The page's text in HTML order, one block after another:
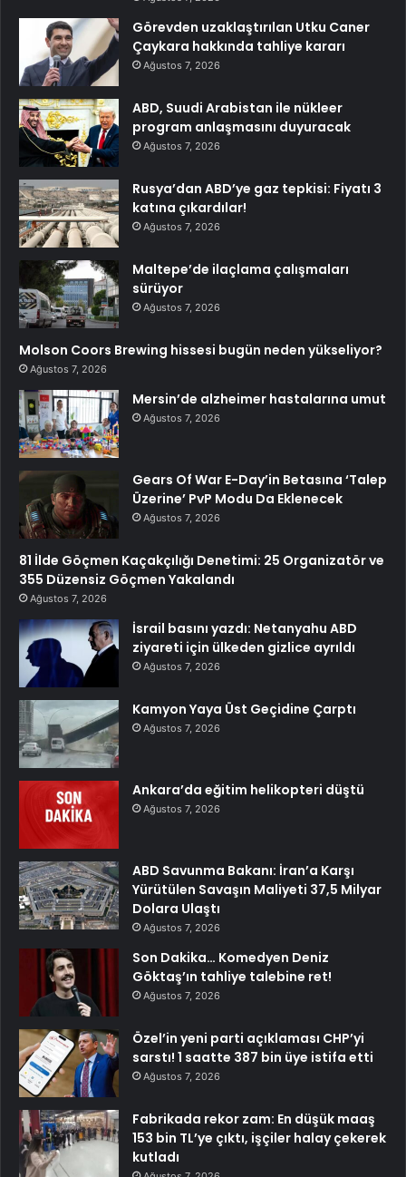
Görevden uzaklaştırılan Utku Caner
Çaykara hakkında tahliye kararı
Ağustos 7, 2026
ABD, Suudi Arabistan ile nükleer
program anlaşmasını duyuracak
Ağustos 7, 2026
Rusya’dan ABD’ye gaz tepkisi: Fiyatı 3
katına çıkardılar!
Ağustos 7, 2026
Maltepe’de ilaçlama çalışmaları
sürüyor
Ağustos 7, 2026
Molson Coors Brewing hissesi bugün neden yükseliyor?
Ağustos 7, 2026
Mersin’de alzheimer hastalarına umut
Ağustos 7, 2026
Gears Of War E-Day’in Betasına ‘Talep
Üzerine’ PvP Modu Da Eklenecek
Ağustos 7, 2026
81 İlde Göçmen Kaçakçılığı Denetimi: 25 Organizatör ve
355 Düzensiz Göçmen Yakalandı
Ağustos 7, 2026
İsrail basını yazdı: Netanyahu ABD
ziyareti için ülkeden gizlice ayrıldı
Ağustos 7, 2026
Kamyon Yaya Üst Geçidine Çarptı
Ağustos 7, 2026
Ankara’da eğitim helikopteri düştü
Ağustos 7, 2026
ABD Savunma Bakanı: İran’a Karşı
Yürütülen Savaşın Maliyeti 37,5 Milyar
Dolara Ulaştı
Ağustos 7, 2026
Son Dakika… Komedyen Deniz
Göktaş’ın tahliye talebine ret!
Ağustos 7, 2026
Özel’in yeni parti açıklaması CHP’yi
sarstı! 1 saatte 387 bin üye istifa etti
Ağustos 7, 2026
Fabrikada rekor zam: En düşük maaş
153 bin TL’ye çıktı, işçiler halay çekerek
kutladı